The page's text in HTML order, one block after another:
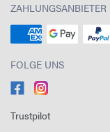
ZAHLUNGSANBIETER
FOLGE UNS
Trustpilot